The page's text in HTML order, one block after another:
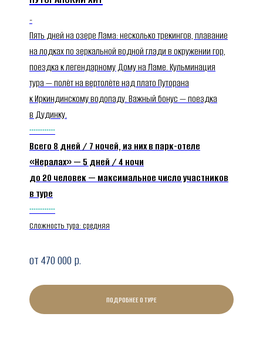
-
Пять дней на озере Лама: несколько трекингов, плавание
на лодках по зеркальной водной глади в окружении гор,
поездка к легендарному Дому на Ламе. Кульминация
тура — полёт на вертолёте над плато Путорана
к Иркиндинскому водопаду. Важный бонус — поездка
в Дудинку.
┄┄┄┄
Всего 8 дней / 7 ночей, из них в парк-отеле
«Нералах» — 5 дней / 4 ночи
до 20 человек — максимальное число участников
в туре
┄┄┄┄
Сложность тура: средняя
от 470 000 р.
ПОДРОБНЕЕ О ТУРЕ